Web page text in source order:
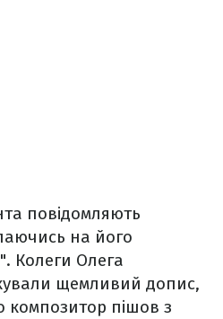
повідомляють
на його
Колеги Олега
щемливий допис,
пішов з